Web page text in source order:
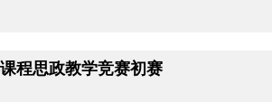
程思政教学竞赛初赛